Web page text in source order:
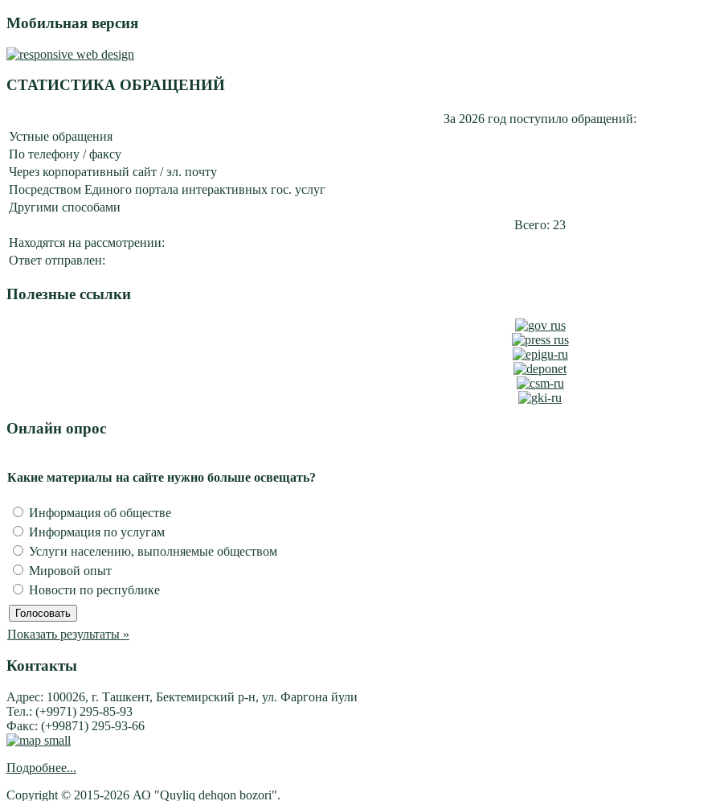
Мобильная версия
СТАТИСТИКА ОБРАЩЕНИЙ
За 2026 год поступило обращений:
Устные обращения
По телефону / факсу
Через корпоративный сайт / эл. почту
Посредством Единого портала интерактивных гос. услуг
Другими способами
Всего: 23
Находятся на рассмотрении:
Ответ отправлен:
Полезные ссылки
Онлайн опрос
Какие материалы на сайте нужно больше освещать?
Информация об обществе
Информация по услугам
Услуги населению, выполняемые обществом
Мировой опыт
Новости по республике
Показать результаты »
Контакты
Адрес: 100026, г. Ташкент, Бектемирский р-н, ул. Фаргона йули
Тел.: (+9971) 295-85-93
Факс: (+99871) 295-93-66
Подробнее...
Copyright © 2015-2026 АО "Quyliq dehqon bozori".